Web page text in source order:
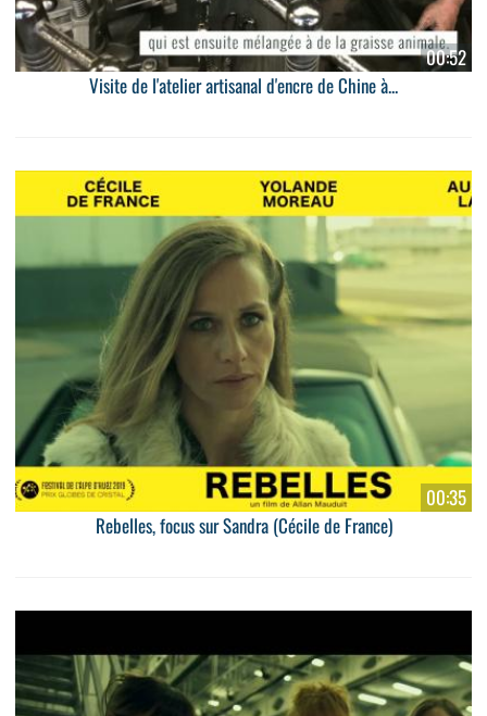
00:52
Visite de l'atelier artisanal d'encre de Chine à...
00:35
Rebelles, focus sur Sandra (Cécile de France)